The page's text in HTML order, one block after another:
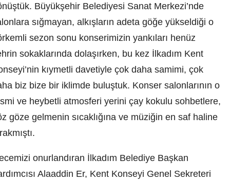
Büyükşehir Belediyesi Sanat Merkezi’nde
sığmayan, alkışların adeta göğe yükseldiği o
sezon sonu konserimizin yankıları henüz
sokaklarında dolaşırken, bu kez İlkadım Kent
kıymetli davetiyle çok daha samimi, çok
biz bize bir iklimde buluştuk. Konser salonlarının o
ve heybetli atmosferi yerini çay kokulu sohbetlere,
göze gelmenin sıcaklığına ve müziğin en saf haline
onurlandıran İlkadım Belediye Başkan
Alaaddin Er, Kent Konseyi Genel Sekreteri